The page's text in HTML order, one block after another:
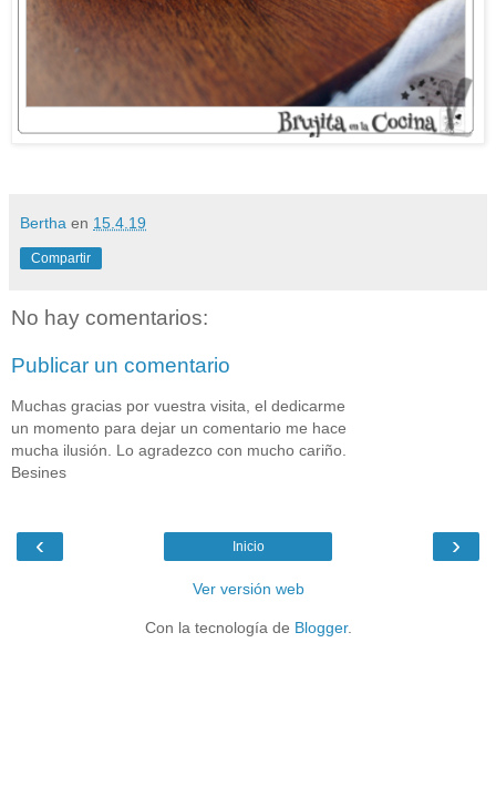
Bertha en 15.4.19
Compartir
No hay comentarios:
Publicar un comentario
Muchas gracias por vuestra visita, el dedicarme
un momento para dejar un comentario me hace
mucha ilusión. Lo agradezco con mucho cariño.
Besines
‹ ›
Inicio
Ver versión web
Con la tecnología de Blogger.